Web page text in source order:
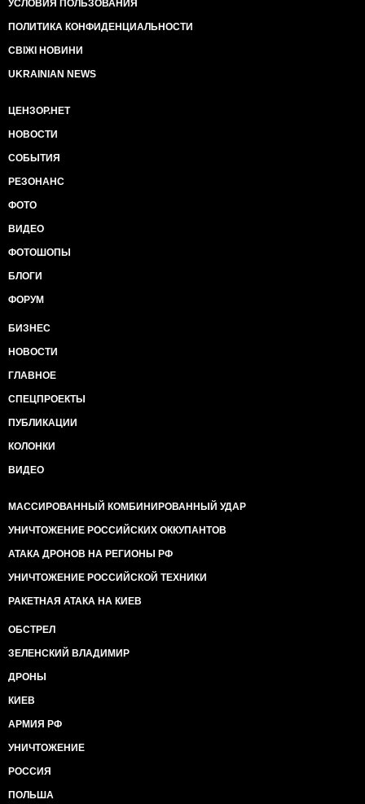
УСЛОВИЯ ПОЛЬЗОВАНИЯ
ПОЛИТИКА КОНФИДЕНЦИАЛЬНОСТИ
СВІЖІ НОВИНИ
UKRAINIAN NEWS
ЦЕНЗОР.НЕТ
НОВОСТИ
СОБЫТИЯ
РЕЗОНАНС
ФОТО
ВИДЕО
ФОТОШОПЫ
БЛОГИ
ФОРУМ
БИЗНЕС
НОВОСТИ
ГЛАВНОЕ
СПЕЦПРОЕКТЫ
ПУБЛИКАЦИИ
КОЛОНКИ
ВИДЕО
МАССИРОВАННЫЙ КОМБИНИРОВАННЫЙ УДАР
УНИЧТОЖЕНИЕ РОССИЙСКИХ ОККУПАНТОВ
АТАКА ДРОНОВ НА РЕГИОНЫ РФ
УНИЧТОЖЕНИЕ РОССИЙСКОЙ ТЕХНИКИ
РАКЕТНАЯ АТАКА НА КИЕВ
ОБСТРЕЛ
ЗЕЛЕНСКИЙ ВЛАДИМИР
ДРОНЫ
КИЕВ
АРМИЯ РФ
УНИЧТОЖЕНИЕ
РОССИЯ
ПОЛЬША